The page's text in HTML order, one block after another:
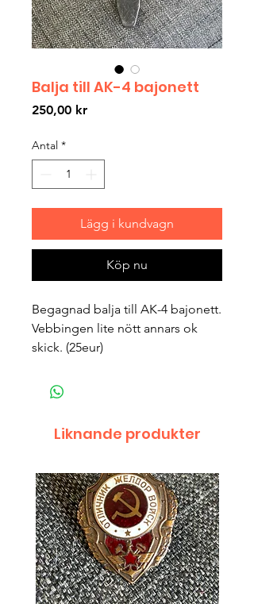
Balja till AK-4 bajonett
250,00 krPris
Antal *
Lägg i kundvagn
Köp nu
Begagnad balja till AK-4 bajonett.
Vebbingen lite nött annars ok
skick. (25eur)
Liknande produkter